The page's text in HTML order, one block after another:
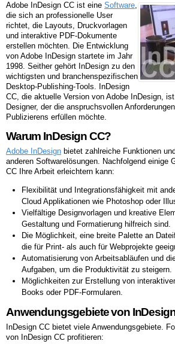
Adobe InDesign CC ist eine Software,
die sich an professionelle User
richtet, die Layouts, Druckvorlagen
und interaktive PDF-Dokumente
erstellen möchten. Die Entwicklung
von Adobe InDesign startete im Jahr
1998. Seither gehört InDesign zu den
wichtigsten und branchenspezifischen
Desktop-Publishing-Tools. InDesign
CC, die aktuelle Version von Adobe InDesign,
Designer, der die anspruchsvollen
Publizierens erfüllen möchte.
Warum InDesign CC?
Adobe InDesign bietet zahlreiche Funktionen
anderen Softwarelösungen. Nachfolgend einige
CC Ihre Arbeit erleichtern kann:
Flexibilität und Integrationsfähigkeit mit
Cloud Applikationen wie Photoshop oder
Vielfältige Designvorlagen und kreative
Gestaltung und Formatierung hilfreich sind.
Die Möglichkeit, eine breite Palette an
die für Print- als auch für Webprojekte
Automatisierung von Arbeitsabläufen und
Aufgaben, um die Produktivität zu steigern.
Möglichkeiten zur Erstellung von
Books oder PDF-Formularen.
Anwendungsgebiete von
InDesign CC bietet viele Anwendungsgebiete.
von InDesign CC profitieren: